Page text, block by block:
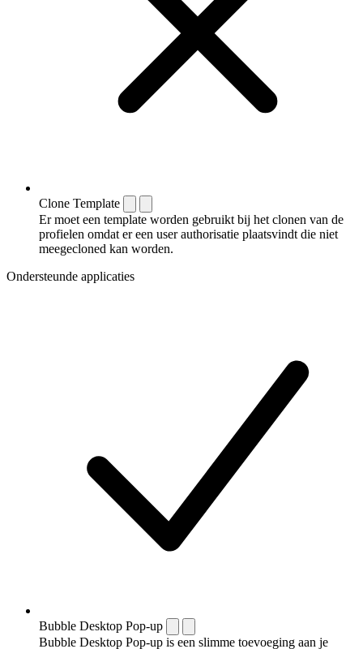
Clone Template
Er moet een template worden gebruikt bij het clonen van de
profielen omdat er een user authorisatie plaatsvindt die niet
meegecloned kan worden.
Ondersteunde applicaties
Bubble Desktop Pop-up
Bubble Desktop Pop-up is een slimme toevoeging aan je